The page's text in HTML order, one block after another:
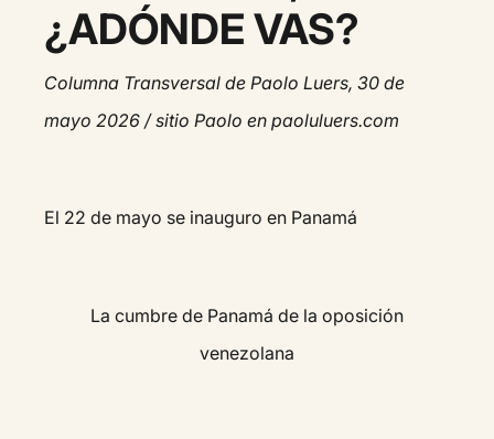
¿ADÓNDE VAS?
Columna Transversal de Paolo Luers, 30 de
mayo 2026 / sitio Paolo en paoluluers.com
El 22 de mayo se inauguro en Panamá
La cumbre de Panamá de la oposición
venezolana